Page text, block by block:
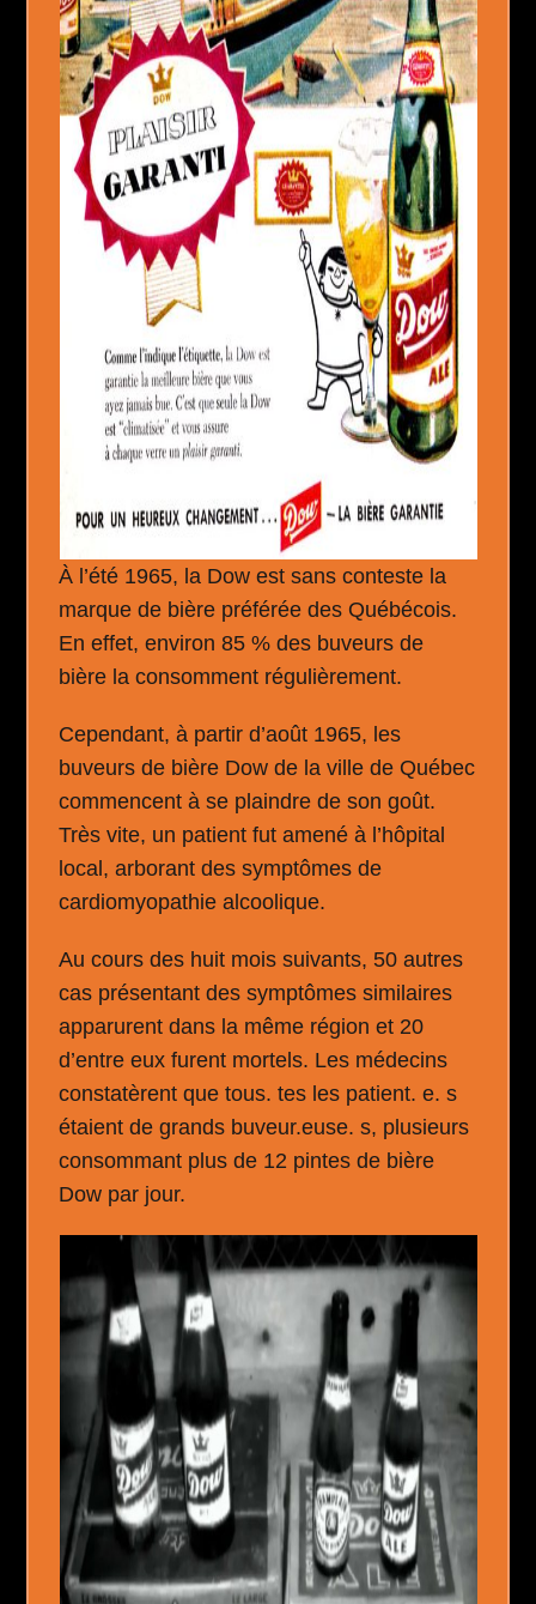
À l’été 1965, la Dow est sans conteste la
marque de bière préférée des Québécois.
En effet, environ 85 % des buveurs de
bière la consomment régulièrement.
Cependant, à partir d’août 1965, les
buveurs de bière Dow de la ville de Québec
commencent à se plaindre de son goût.
Très vite, un patient fut amené à l’hôpital
local, arborant des symptômes de
cardiomyopathie alcoolique.
Au cours des huit mois suivants, 50 autres
cas présentant des symptômes similaires
apparurent dans la même région et 20
d’entre eux furent mortels. Les médecins
constatèrent que tous. tes les patient. e. s
étaient de grands buveur.euse. s, plusieurs
consommant plus de 12 pintes de bière
Dow par jour.